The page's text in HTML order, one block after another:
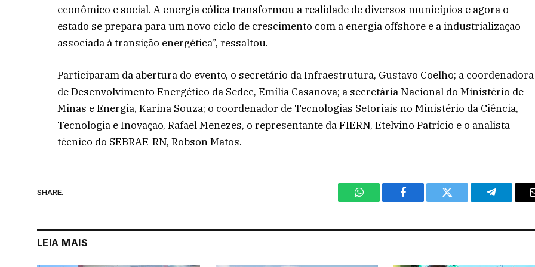
econômico e social. A energia eólica transformou a realidade de diversos municípios e agora o
estado se prepara para um novo ciclo de crescimento com a energia offshore e a industrialização
associada à transição energética”, ressaltou.
Participaram da abertura do evento, o secretário da Infraestrutura, Gustavo Coelho; a coordenadora
de Desenvolvimento Energético da Sedec, Emília Casanova; a secretária Nacional do Ministério de
Minas e Energia, Karina Souza; o coordenador de Tecnologias Setoriais no Ministério da Ciência,
Tecnologia e Inovação, Rafael Menezes, o representante da FIERN, Etelvino Patrício e o analista
técnico do SEBRAE-RN, Robson Matos.
SHARE.
WhatsAppFacebook Twitter Telegram
LEIA MAIS